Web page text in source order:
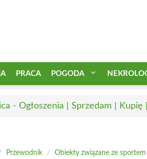
PRACA POGODA
- Ogłoszenia | Sprzedam | Kupię
Przewodnik / Obiekty związane ze sportem